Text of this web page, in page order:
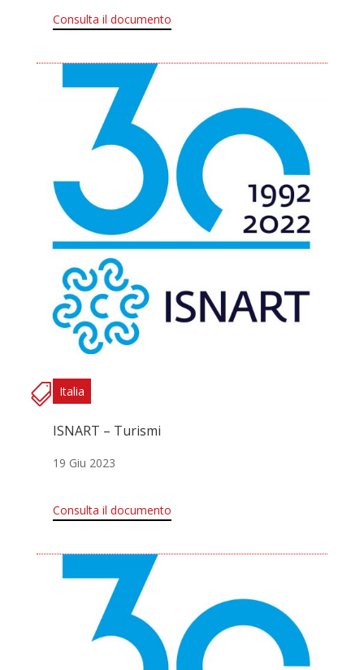
Consulta il documento
Italia
ISNART – Turismi
19 Giu 2023
Consulta il documento